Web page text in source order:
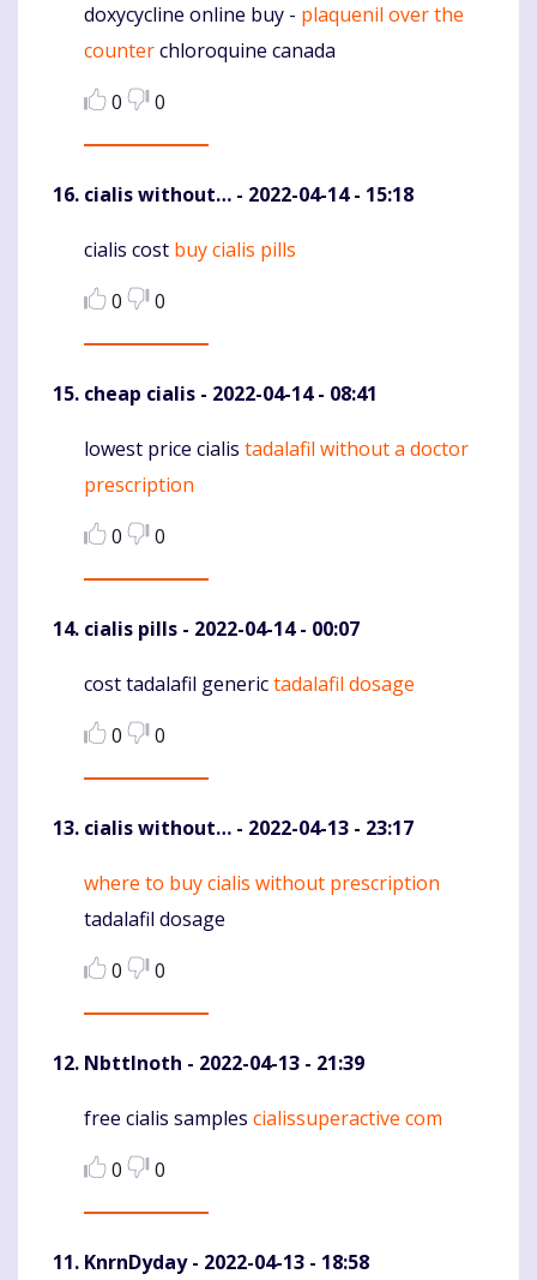
Komentaras
doxycycline online buy - plaquenil over the
counterchloroquine canada
0
0
cialis without… - 2022-04-14 - 15:18
Komentaras
cialis cost buy cialis pills
0
0
cheap cialis - 2022-04-14 - 08:41
Komentaras
lowest price cialis tadalafil without a doctor
prescription
0
0
cialis pills - 2022-04-14 - 00:07
Komentaras
cost tadalafil generictadalafil dosage
0
0
cialis without… - 2022-04-13 - 23:17
Komentaras
where to buy cialis without prescription
tadalafil dosage
0
0
NbttInoth - 2022-04-13 - 21:39
Komentaras
free cialis samples cialissuperactive com
0
0
KnrnDyday- 2022-04-13 - 18:58